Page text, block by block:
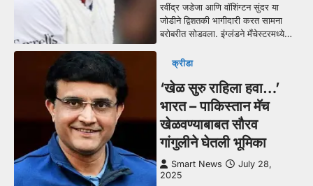
रवींद्र जडेजा आणि वॉशिंग्टन सुंदर या
जोडीने द्विशतकी भागीदारी करत सामना
बरोबरीत सोडवला. इंग्लंडने मँचेस्टरमध्ये…
क्रीडा
‘खेळ सुरु राहिला हवा…’
भारत – पाकिस्तान मॅच
खेळवण्याबाबत सौरव
गांगुलीने घेतली भूमिका
Smart News
July 28,
2025